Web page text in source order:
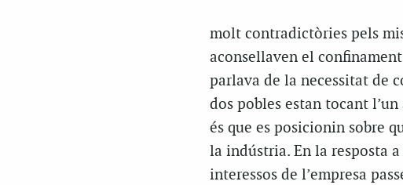
molt contradictòries pels
aconsellaven el
parlava de la necessitat de
dos pobles estan tocant
és que es posicionin sobre
la indústria. En la resposta
interessos de l’empresa